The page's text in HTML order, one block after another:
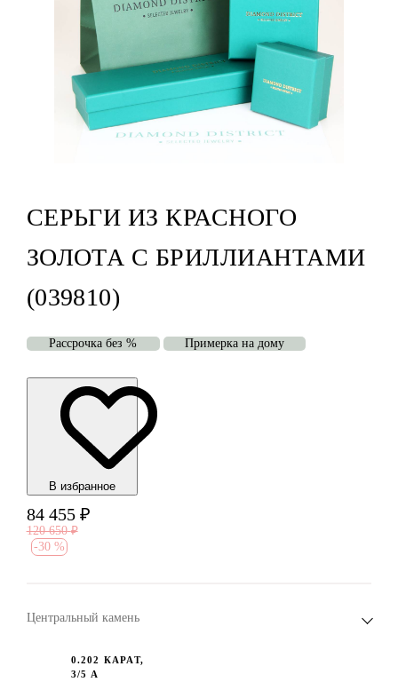
СЕРЬГИ ИЗ КРАСНОГО
ЗОЛОТА С БРИЛЛИАНТАМИ
(039810)
Рассрочка без % Примерка на дому
В избранноe
84 455 ₽
120 650 ₽
-30 %
Центральный камень
0.202 КАРАТ,
3/5 А